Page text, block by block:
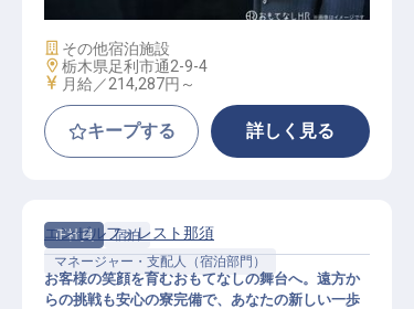
施設業態
その他宿泊施設
勤務地
栃木県足利市通2-9-4
給与
月給／214,287円～
キープする 詳しく見る
正社員
宿泊
マネージャー・支配人（宿泊部門）
エンゼルフォレスト那須
お客様の笑顔を育むおもてなしの舞台へ。遠方か
らの挑戦も安心の寮完備で、あなたの新しい一歩